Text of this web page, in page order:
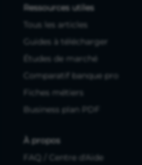
Ressources utiles
Tous les articles
Guides à télécharger
Études de marché
Comparatif banque pro
Fiches métiers
Business plan PDF
À propos
FAQ / Centre d'Aide